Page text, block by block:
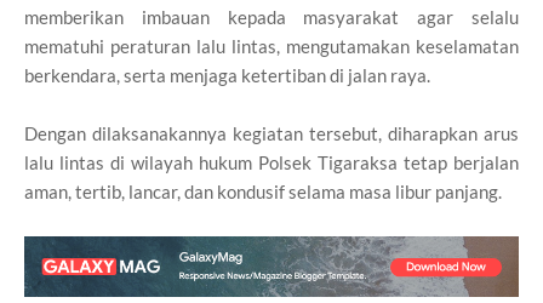
memberikan imbauan kepada masyarakat agar selalu
mematuhi peraturan lalu lintas, mengutamakan keselamatan
berkendara, serta menjaga ketertiban di jalan raya.
Dengan dilaksanakannya kegiatan tersebut, diharapkan arus
lalu lintas di wilayah hukum Polsek Tigaraksa tetap berjalan
aman, tertib, lancar, dan kondusif selama masa libur panjang.